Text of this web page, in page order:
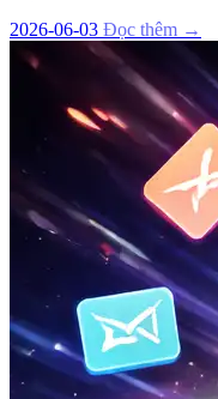
2026-06-03 Đọc thêm →